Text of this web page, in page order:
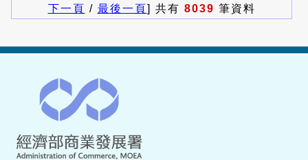
下一頁 / 最後一頁] 共有 8039 筆資料